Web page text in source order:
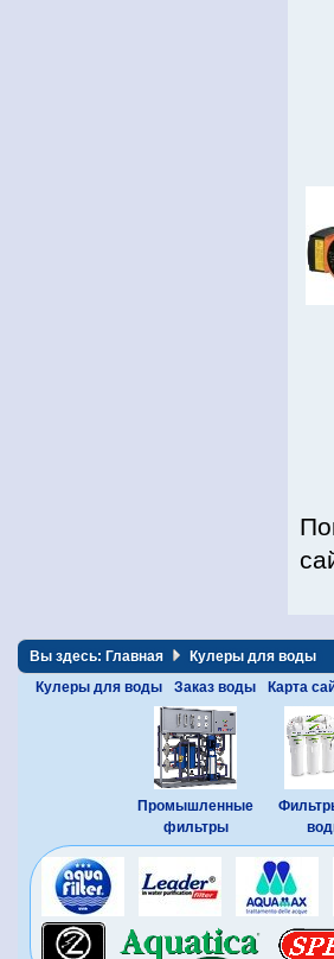
Вы здесь: Главная
Кулеры для воды
Кулеры для воды
Заказ воды Карта
Промышленные
фильтры